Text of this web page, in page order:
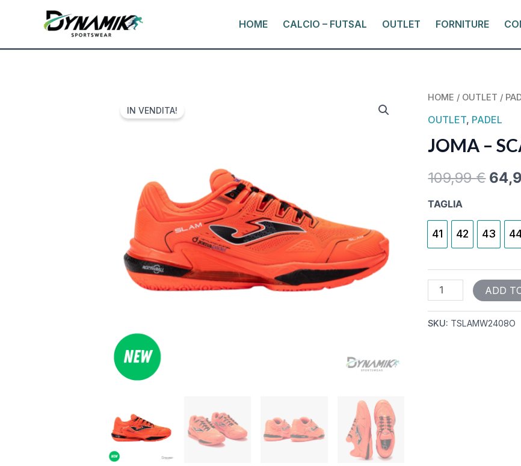
HOME CALCIO – FUTSAL OUTLET FORNITURE
IN VENDITA!
HOME / OUTLET /
OUTLET, PADEL
JOMA –
109,99€
TAGLIA
41 42 43
JOMA
-
SLAM
QUANTITY
ADD
SKU: TSLAMW2408O